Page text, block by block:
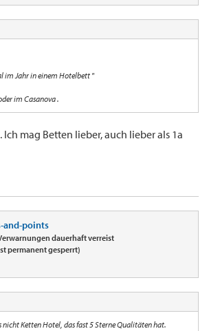
im Jahr in einem Hotelbett "
im Casanova .
Ich mag Betten lieber, auch lieber als 1a
and-points
dauerhaft verreist
permanent gesperrt)
Ketten Hotel, das fast 5 Sterne Qualitäten hat.